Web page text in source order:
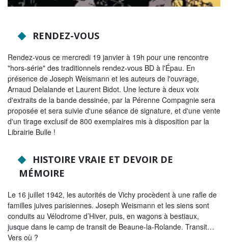
Tribunes politiques
Histoire des Départements
Le budget 2026
Priorités et grands projets 2026
2021-2025 : 4 ans d'actions !
de la reprise!
Recrutement et emploi
Les services en ligne
Magazine La Sarthe
Contacter le Département
RENDEZ-VOUS
Rendez-vous ce mercredi 19 janvier à 19h pour une rencontre
"hors-série" des traditionnels rendez-vous BD à l'Épau. En
présence de Joseph Weismann et les auteurs de l'ouvrage,
Arnaud Delalande et Laurent Bidot. Une lecture à deux voix
d'extraits de la bande dessinée, par la Pérenne Compagnie sera
proposée et sera suivie d'une séance de signature, et d'une vente
d'un tirage exclusif de 800 exemplaires mis à disposition par la
Librairie Bulle !
HISTOIRE VRAIE ET DEVOIR DE
MÉMOIRE
Le 16 juillet 1942, les autorités de Vichy procèdent à une rafle de
familles juives parisiennes. Joseph Weismann et les siens sont
conduits au Vélodrome d’Hiver, puis, en wagons à bestiaux,
jusque dans le camp de transit de Beaune-la-Rolande. Transit…
Vers où ?